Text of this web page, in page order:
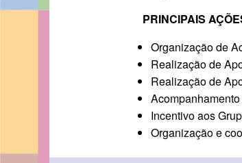
PRINCIPAIS
Organização de
Realização de
Realização de
Incentivo aos
Organização e